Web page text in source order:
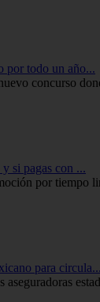
por todo un año...
concurso
si pagas con ...
por tiempo
para circula...